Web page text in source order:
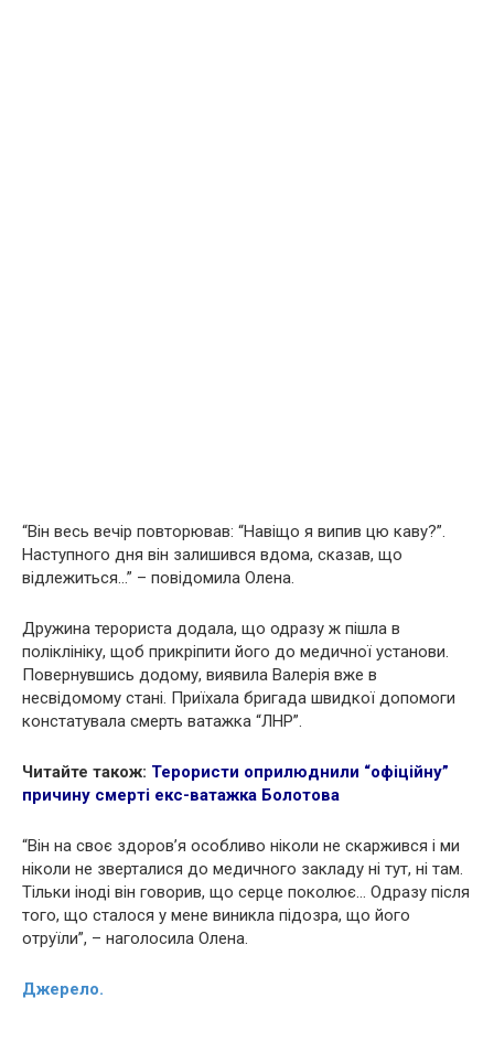
“Він весь вечір повторював: “Навіщо я випив цю каву?”.
Наступного дня він залишився вдома, сказав, що
відлежиться…” – повідомила Олена.
Дружина терориста додала, що одразу ж пішла в
поліклініку, щоб прикріпити його до медичної установи.
Повернувшись додому, виявила Валерія вже в
несвідомому стані. Приїхала бригада швидкої допомоги
констатувала смерть ватажка “ЛНР”.
Читайте також: Терористи оприлюднили “офіційну”
причину смерті екс-ватажка Болотова
“Він на своє здоров’я особливо ніколи не скаржився і ми
ніколи не зверталися до медичного закладу ні тут, ні там.
Тільки іноді він говорив, що серце поколює… Одразу після
того, що сталося у мене виникла підозра, що його
отруїли”, – наголосила Олена.
Джерело.